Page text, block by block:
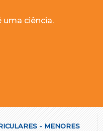
uma ciência.
- MENORES